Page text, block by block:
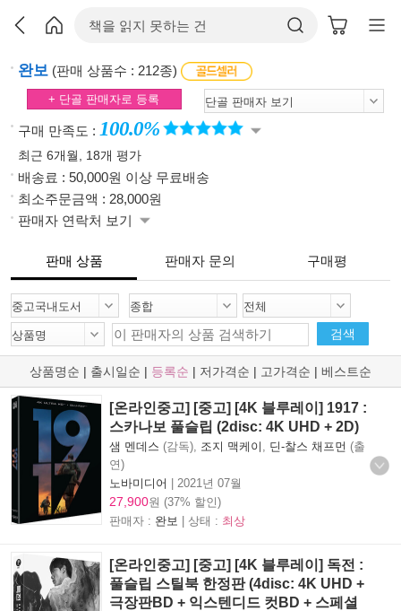
완보 (판매 상품수 : 212종)
+ 단골 판매자로 등록
구매 만족도 : 100.0%
최근 6개월, 18개 평가
배송료 : 50,000원 이상 무료배송
최소주문금액 : 28,000원
판매자 연락처 보기
판매 상품 판매자 문의 구매평
검색
상품명순 | 출시일순 | 등록순 | 저가격순 | 고가격순 | 베스트순
[온라인중고] [중고] [4K 블루레이] 1917 :
스카나보 풀슬립 (2disc: 4K UHD + 2D)
샘 멘데스 (감독), 조지 맥케이 딘-찰스 채프먼 (출
연)
노바미디어 | 2021년 07월
27,900원 (37% 할인)
판매자 : 완보 | 상태 : 최상
[온라인중고] [중고] [4K 블루레이] 독전 :
풀슬립 스틸북 한정판 (4disc: 4K UHD +
극장판BD + 익스텐디드 컷BD + 스페셜